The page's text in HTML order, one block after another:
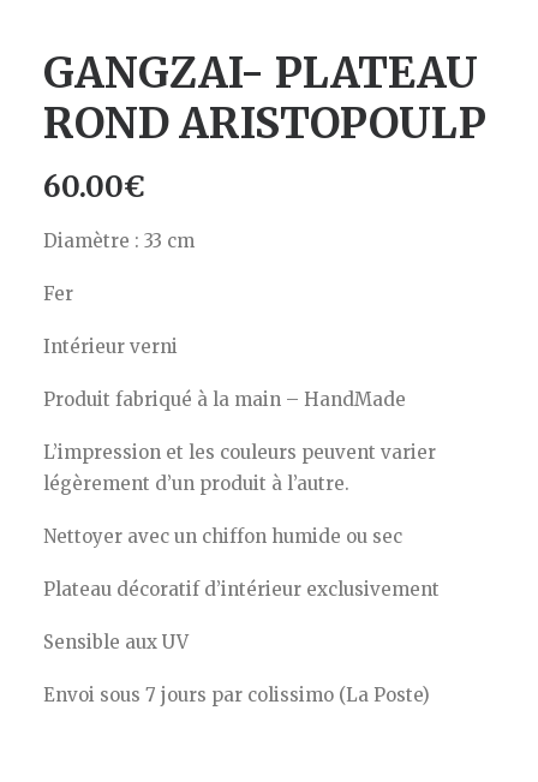
GANGZAI- PLATEAU
ROND ARISTOPOULP
60.00€
Diamètre : 33 cm
Fer
Intérieur verni
Produit fabriqué à la main – HandMade
L’impression et les couleurs peuvent varier
légèrement d’un produit à l’autre.
Nettoyer avec un chiffon humide ou sec
Plateau décoratif d’intérieur exclusivement
Sensible aux UV
Envoi sous 7 jours par colissimo (La Poste)